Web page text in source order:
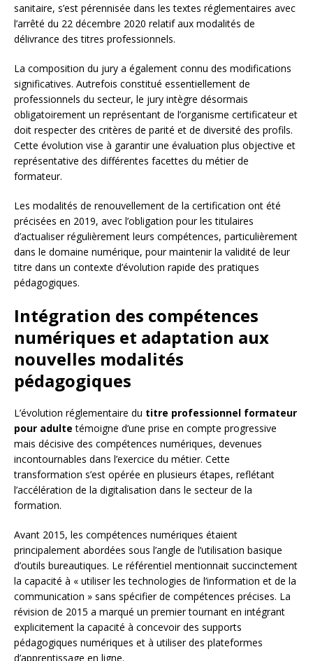
sanitaire, s’est pérennisée dans les textes réglementaires avec
l’arrêté du 22 décembre 2020 relatif aux modalités de
délivrance des titres professionnels.
La composition du jury a également connu des modifications
significatives. Autrefois constitué essentiellement de
professionnels du secteur, le jury intègre désormais
obligatoirement un représentant de l’organisme certificateur et
doit respecter des critères de parité et de diversité des profils.
Cette évolution vise à garantir une évaluation plus objective et
représentative des différentes facettes du métier de
formateur.
Les modalités de renouvellement de la certification ont été
précisées en 2019, avec l’obligation pour les titulaires
d’actualiser régulièrement leurs compétences, particulièrement
dans le domaine numérique, pour maintenir la validité de leur
titre dans un contexte d’évolution rapide des pratiques
pédagogiques.
Intégration des compétences
numériques et adaptation aux
nouvelles modalités
pédagogiques
L’évolution réglementaire du titre professionnel formateur
pour adulte témoigne d’une prise en compte progressive
mais décisive des compétences numériques, devenues
incontournables dans l’exercice du métier. Cette
transformation s’est opérée en plusieurs étapes, reflétant
l’accélération de la digitalisation dans le secteur de la
formation.
Avant 2015, les compétences numériques étaient
principalement abordées sous l’angle de l’utilisation basique
d’outils bureautiques. Le référentiel mentionnait succinctement
la capacité à « utiliser les technologies de l’information et de la
communication » sans spécifier de compétences précises. La
révision de 2015 a marqué un premier tournant en intégrant
explicitement la capacité à concevoir des supports
pédagogiques numériques et à utiliser des plateformes
d’apprentissage en ligne.